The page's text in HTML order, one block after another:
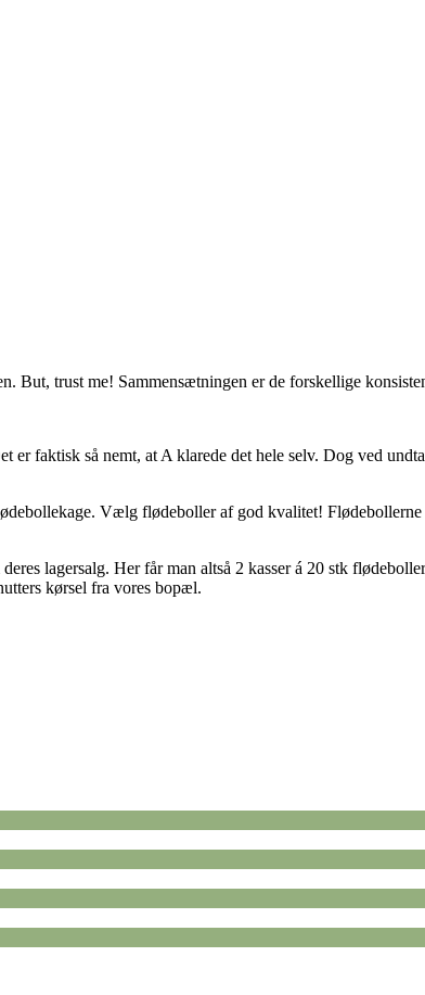
trust me! Sammensætningen er de forskellige
er faktisk så nemt, at A klarede det hele selv. Dog ved
Vælg flødeboller af god kvalitet!
lagersalg. Her får man altså 2 kasser á 20 stk
kørsel fra vores bopæl.